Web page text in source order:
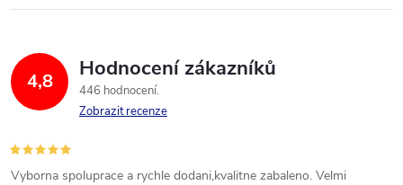
4,8 Hodnocení zákazníků
446 hodnocení
Zobrazit recenze
Vyborna spoluprace a rychle dodani,kvalitne zabaleno. Velmi